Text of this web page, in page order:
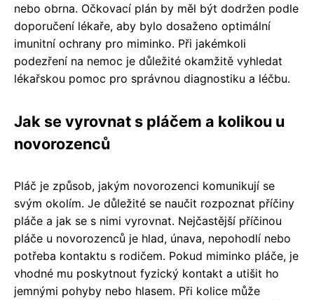
nebo obrna. Očkovací plán by měl být dodržen podle
doporučení lékaře, aby bylo dosaženo optimální
imunitní ochrany pro miminko. Při jakémkoli
podezření na nemoc je důležité okamžitě vyhledat
lékařskou pomoc pro správnou diagnostiku a léčbu.
Jak se vyrovnat s pláčem a kolikou u
novorozenců
Pláč je způsob, jakým novorozenci komunikují se
svým okolím. Je důležité se naučit rozpoznat příčiny
pláče a jak se s nimi vyrovnat. Nejčastější příčinou
pláče u novorozenců je hlad, únava, nepohodlí nebo
potřeba kontaktu s rodičem. Pokud miminko pláče, je
vhodné mu poskytnout fyzický kontakt a utišit ho
jemnými pohyby nebo hlasem. Při kolice může